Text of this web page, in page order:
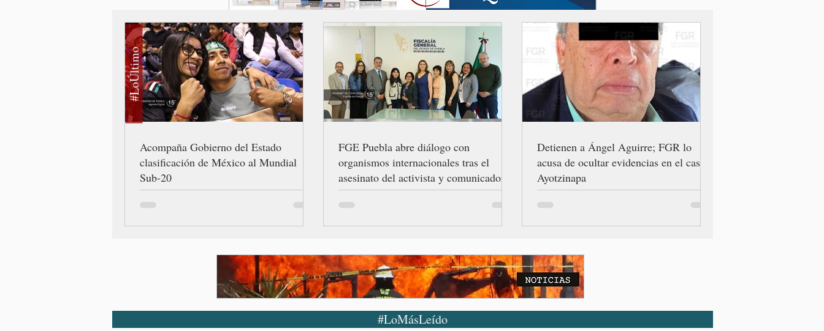
Acompaña Gobierno del Estado
clasificación de México al Mundial
Sub-20
FGE Puebla abre diálogo con
organismos internacionales tras el
asesinato del activista y comunicador
Josué Martínez
Detienen a Ángel Aguirre; FGR lo
acusa de ocultar evidencias en el caso
Ayotzinapa
#LoÚltimo
#LoMásLeído